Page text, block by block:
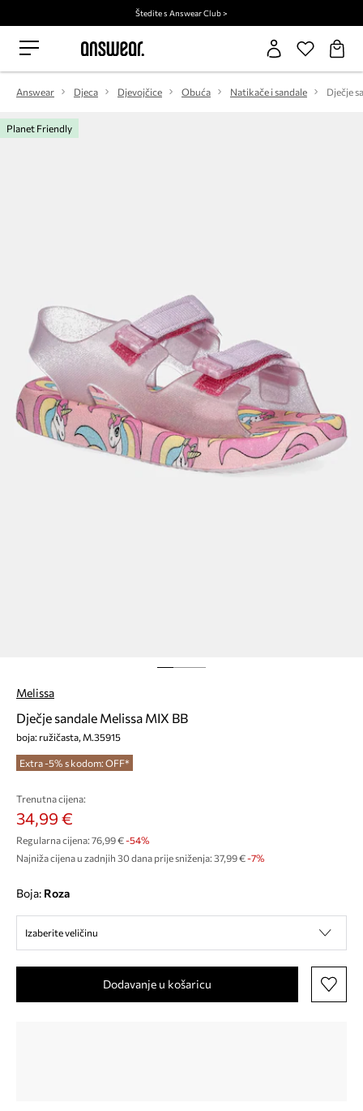
Štedite s Answear Club >
Answear Djeca Djevojčice Obuća Natikače i sandale Dječje
Planet Friendly
Melissa
Dječje sandale Melissa MIX BB
boja: ružičasta, M.35915
Extra -5% s kodom: OFF*
Trenutna cijena:
34,99 €
Regularna cijena: 76,99 €-54%
Najniža cijena u zadnjih 30 dana prije sniženja: 37,99 € -7%
Boja: roza
Izaberite veličinu
Dodavanje u košaricu